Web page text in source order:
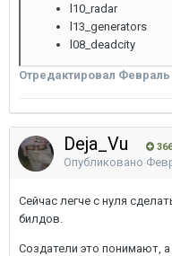
l10_radar
l13_generators
l08_deadcity
Отредактировал Февраль
Deja_Vu 366
Опубликовано
Сейчас легче с нуля
билдов.
Создатели это понимают,